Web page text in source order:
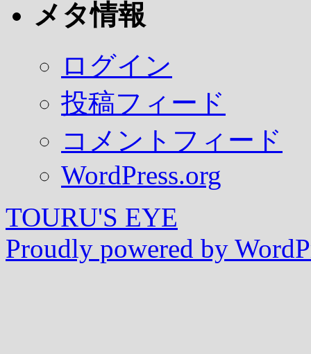
リ
メタ情報
ログイン
投稿フィード
コメントフィード
WordPress.org
TOURU'S EYE
Proudly powered by